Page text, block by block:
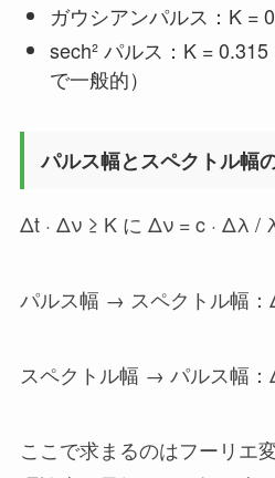
ガウシアンパルス：K =
sech² パルス：K =
で一般的）
パルス幅とスペクトル幅
Δt · Δν ≥ K に Δν = c · Δλ /
パルス幅 → スペクトル幅：
スペクトル幅 → パルス幅：
ここで求まるのはフーリエ